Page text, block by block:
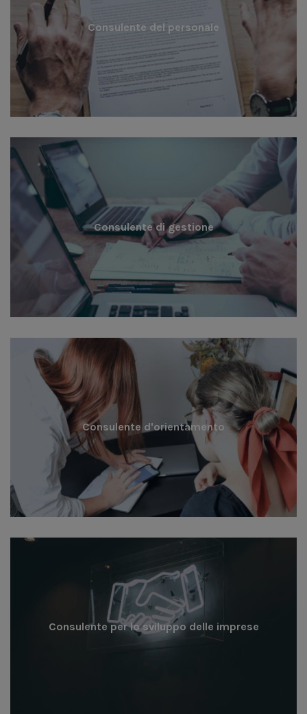
Consulente del personale
Consulente di gestione
Consulente d'orientamento
Consulente per lo sviluppo delle imprese